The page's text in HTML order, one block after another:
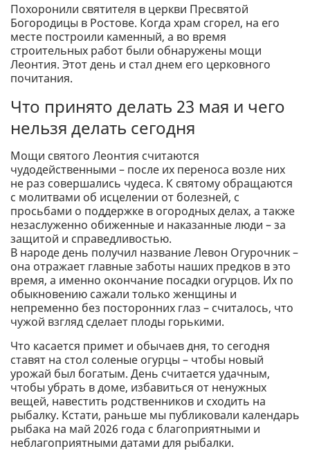
Похоронили святителя в церкви Пресвятой
Богородицы в Ростове. Когда храм сгорел, на его
месте построили каменный, а во время
строительных работ были обнаружены мощи
Леонтия. Этот день и стал днем ​​его церковного
почитания.
Что принято делать 23 мая и чего
нельзя делать сегодня
Мощи святого Леонтия считаются
чудодейственными – после их переноса возле них
не раз совершались чудеса. К святому обращаются
с молитвами об исцелении от болезней, с
просьбами о поддержке в огородных делах, а также
незаслуженно обиженные и наказанные люди – за
защитой и справедливостью.
В народе день получил название Левон Огурочник –
она отражает главные заботы наших предков в это
время, а именно окончание посадки огурцов. Их по
обыкновению сажали только женщины и
непременно без посторонних глаз – считалось, что
чужой взгляд сделает плоды горькими.
Что касается примет и обычаев дня, то сегодня
ставят на стол соленые огурцы – чтобы новый
урожай был богатым. День считается удачным,
чтобы убрать в доме, избавиться от ненужных
вещей, навестить родственников и сходить на
рыбалку. Кстати, раньше мы публиковали календарь
рыбака на май 2026 года с благоприятными и
неблагоприятными датами для рыбалки.